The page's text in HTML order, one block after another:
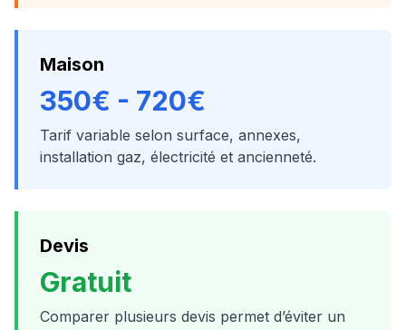
Maison
350€ - 720€
Tarif variable selon surface, annexes,
installation gaz, électricité et ancienneté.
Devis
Gratuit
Comparer plusieurs devis permet d’éviter un